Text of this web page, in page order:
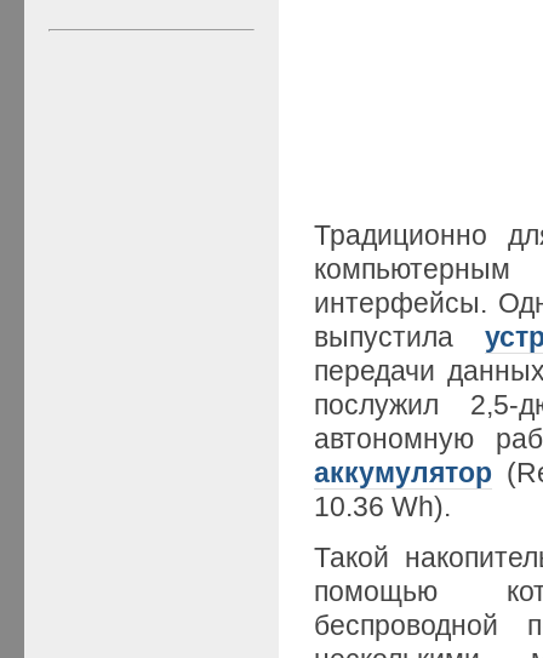
Традиционно
интерфейсы.
выпустила
передачи
послужил 2,5-
автономную
аккумулятор
10.36 Wh).
Такой
помощью
беспроводной